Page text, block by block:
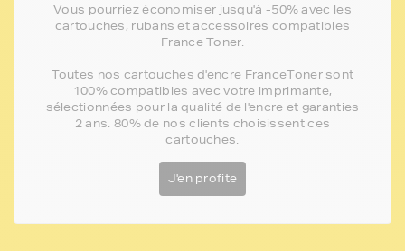
Vous pourriez économiser jusqu'à -50% avec les
cartouches, rubans et accessoires compatibles
France Toner.
Toutes nos cartouches d'encre FranceToner sont
100% compatibles avec votre imprimante,
sélectionnées pour la qualité de l'encre et garanties
2 ans. 80% de nos clients choisissent ces
cartouches.
J'en profite